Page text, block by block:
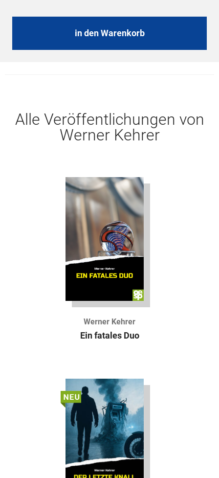
in den Warenkorb
Alle Veröffentlichungen von
Werner Kehrer
Werner Kehrer
Ein fatales Duo